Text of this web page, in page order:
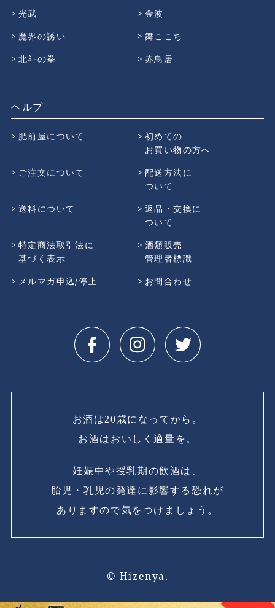
光武
金波
魔界の誘い
舞ここち
北斗の拳
赤鳥居
ヘルプ
肥前屋について
初めての
お買い物の方へ
ご注文について
配送方法に
ついて
送料について
返品・交換に
ついて
特定商法取引法に
基づく表示
酒類販売
管理者標識
メルマガ申込/停止
お問合わせ
お酒は20歳になってから。
お酒はおいしく適量を。
妊娠中や授乳期の飲酒は、
胎児・乳児の発達に影響する恐れが
ありますので気をつけましょう。
© Hizenya.